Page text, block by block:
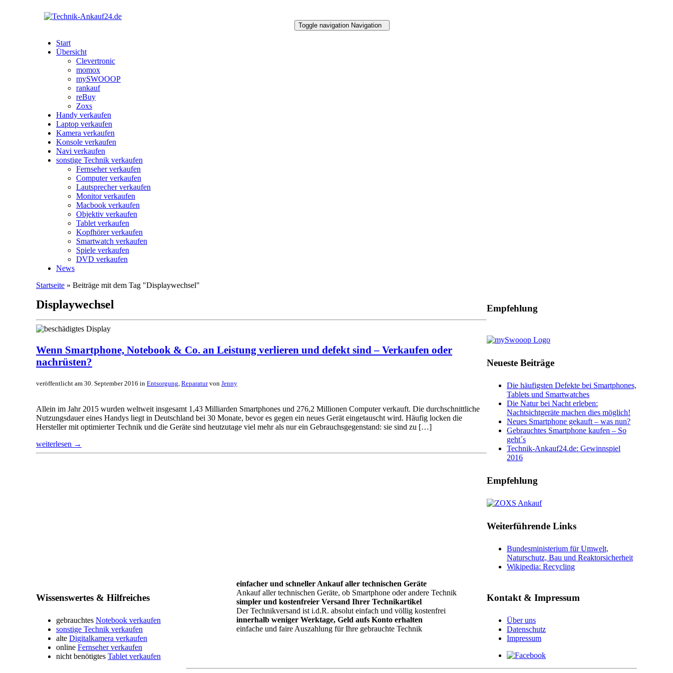
Toggle navigation Navigation
Start
Übersicht
Clevertronic
momox
mySWOOOP
rankauf
reBuy
Zoxs
Handy verkaufen
Laptop verkaufen
Kamera verkaufen
Konsole verkaufen
Navi verkaufen
sonstige Technik verkaufen
Fernseher verkaufen
Computer verkaufen
Lautsprecher verkaufen
Monitor verkaufen
Macbook verkaufen
Objektiv verkaufen
Tablet verkaufen
Kopfhörer verkaufen
Smartwatch verkaufen
Spiele verkaufen
DVD verkaufen
News
Startseite » Beiträge mit dem Tag "Displaywechsel"
Displaywechsel
Wenn Smartphone, Notebook & Co. an Leistung verlieren und defekt sind – Verkaufen oder
nachrüsten?
veröffentlicht am 30. September 2016 in Entsorgung Reparaturvon Jenny
Allein im Jahr 2015 wurden weltweit insgesamt 1,43 Milliarden Smartphones und 276,2 Millionen Computer verkauft. Die durchschnittliche
Nutzungsdauer eines Handys liegt in Deutschland bei 30 Monate, bevor es gegen ein neues Gerät eingetauscht wird. Häufig locken die
Hersteller mit optimierter Technik und die Geräte sind heutzutage viel mehr als nur ein Gebrauchsgegenstand: sie sind zu […]
weiterlesen →
Empfehlung
Neueste Beiträge
Die häufigsten Defekte bei Smartphones,
Tablets und Smartwatches
Die Natur bei Nacht erleben:
Nachtsichtgeräte machen dies möglich!
Neues Smartphone gekauft – was nun?
Gebrauchtes Smartphone kaufen – So
geht´s
Technik-Ankauf24.de: Gewinnspiel
2016
Empfehlung
Weiterführende Links
Bundesministerium für Umwelt,
Naturschutz, Bau und Reaktorsicherheit
Wikipedia: Recycling
Wissenswertes & Hilfreiches
gebrauchtes Notebook verkaufen
sonstige Technik verkaufen
alte Digitalkamera verkaufen
online Fernseher verkaufen
nicht benötigtes Tablet verkaufen
einfacher und schneller Ankauf aller technischen Geräte
Ankauf aller technischen Geräte, ob Smartphone oder andere Technik
simpler und kostenfreier Versand Ihrer Technikartikel
Der Technikversand ist i.d.R. absolut einfach und völlig kostenfrei
innerhalb weniger Werktage, Geld aufs Konto erhalten
einfache und faire Auszahlung für Ihre gebrauchte Technik
Kontakt & Impressum
Über uns
Datenschutz
Impressum